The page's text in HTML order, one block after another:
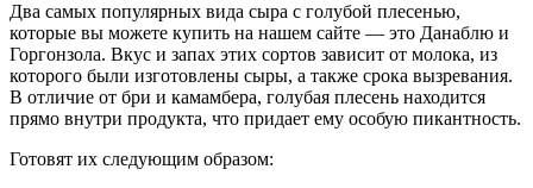
Два самых популярных вида сыра с голубой плесенью,
которые вы можете купить на нашем сайте — это Данаблю и
Горгонзола. Вкус и запах этих сортов зависит от молока, из
которого были изготовлены сыры, а также срока вызревания.
В отличие от бри и камамбера, голубая плесень находится
прямо внутри продукта, что придает ему особую пикантность.
Готовят их следующим образом: